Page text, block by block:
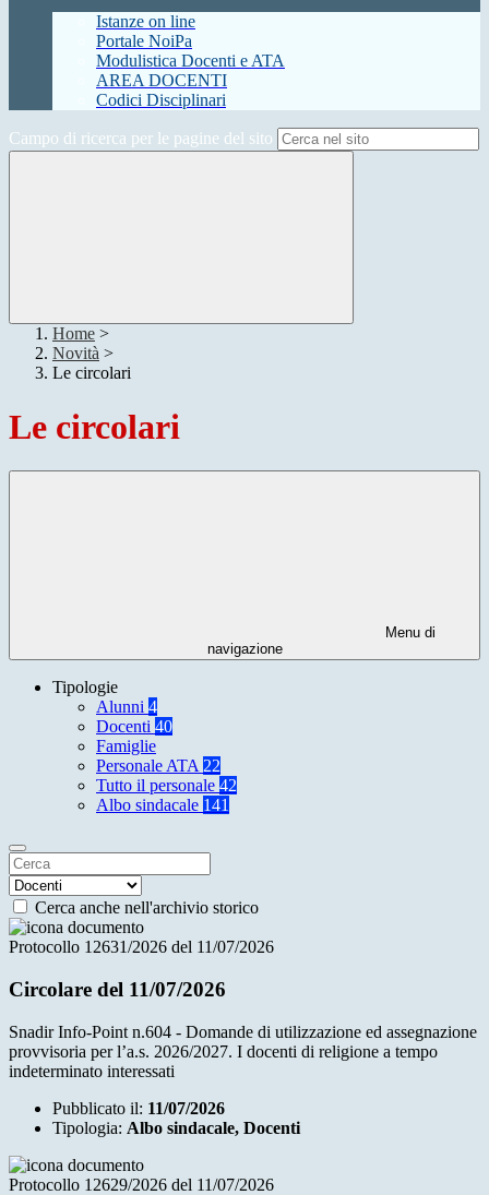
Istanze on line
Portale NoiPa
Modulistica Docenti e ATA
AREA DOCENTI
Codici Disciplinari
Campo di ricerca per le pagine del sito
Home >
Novità >
Le circolari
Le circolari
Menu di
navigazione
Tipologie
Alunni 4
Docenti 40
Famiglie
Personale ATA 22
Tutto il personale 42
Albo sindacale 141
Cerca anche nell'archivio storico
Protocollo 12631/2026 del 11/07/2026
Circolare del 11/07/2026
Snadir Info-Point n.604 - Domande di utilizzazione ed assegnazione
provvisoria per l’a.s. 2026/2027. I docenti di religione a tempo
indeterminato interessati
Pubblicato il: 11/07/2026
Tipologia: Albo sindacale, Docenti
Protocollo 12629/2026 del 11/07/2026